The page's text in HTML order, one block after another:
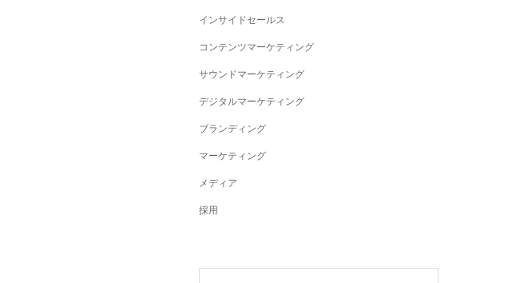
インサイドセールス
コンテンツマーケティング
サウンドマーケティング
デジタルマーケティング
ブランディング
マーケティング
メディア
採用